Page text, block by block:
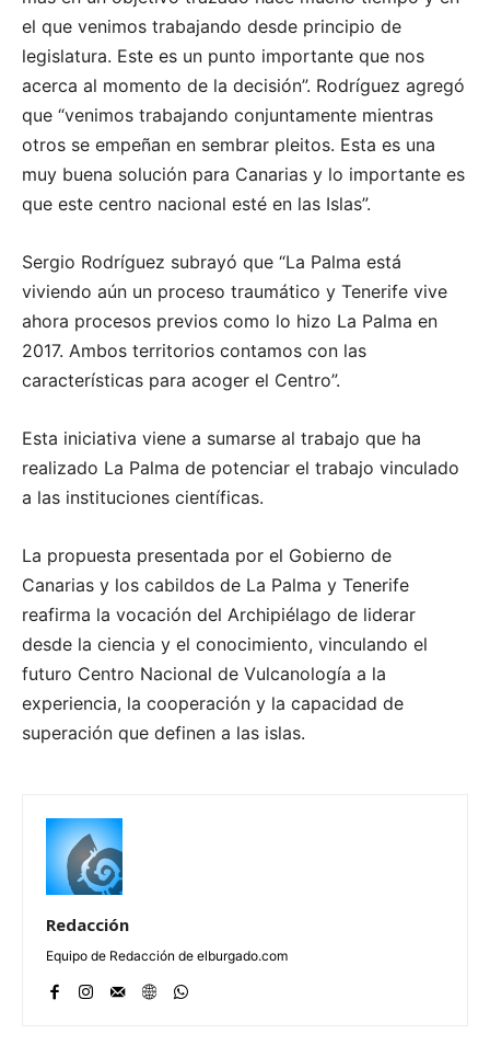
el que venimos trabajando desde principio de
legislatura. Este es un punto importante que nos
acerca al momento de la decisión”. Rodríguez agregó
que “venimos trabajando conjuntamente mientras
otros se empeñan en sembrar pleitos. Esta es una
muy buena solución para Canarias y lo importante es
que este centro nacional esté en las Islas”.
Sergio Rodríguez subrayó que “La Palma está
viviendo aún un proceso traumático y Tenerife vive
ahora procesos previos como lo hizo La Palma en
2017. Ambos territorios contamos con las
características para acoger el Centro”.
Esta iniciativa viene a sumarse al trabajo que ha
realizado La Palma de potenciar el trabajo vinculado
a las instituciones científicas.
La propuesta presentada por el Gobierno de
Canarias y los cabildos de La Palma y Tenerife
reafirma la vocación del Archipiélago de liderar
desde la ciencia y el conocimiento, vinculando el
futuro Centro Nacional de Vulcanología a la
experiencia, la cooperación y la capacidad de
superación que definen a las islas.
Redacción
Equipo de Redacción de elburgado.com